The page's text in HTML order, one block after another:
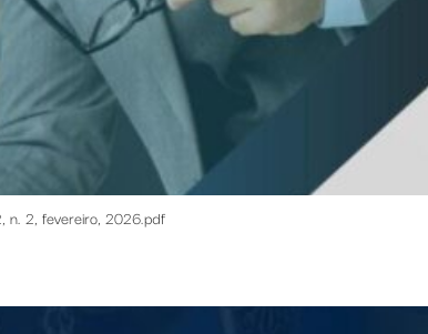
n. 2, fevereiro, 2026.pdf